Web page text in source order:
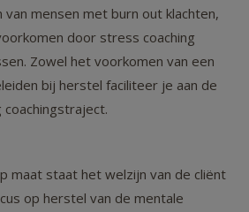
mensen met burn out klachten,
door stress coaching
Zowel het voorkomen van een
bij herstel faciliteer je aan de
coachingstraject.
maat staat het welzijn van de cliënt
op herstel van de mentale